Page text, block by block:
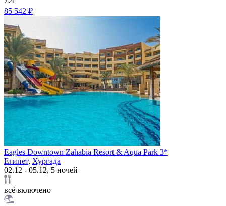
85 542 ₽
Eagles Downtown Zahabia Resort & Aqua Park 3*
Египет, Хургада
02.12 - 05.12, 5 ночей
всё включено